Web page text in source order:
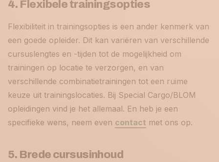
4. Flexibele trainingsopties
Flexibiliteit in trainingsopties is een ander kenmerk van
een goede opleider. Dit kan variëren van verschillende
cursuslengtes en -tijden tot de mogelijkheid om
trainingen op locatie te verzorgen, en van
verschillende combinatietrainingen tot een ruime
keuze uit trainingslocaties. Bij Special Cargo/BLOM
opleidingen vind je het allemaal. En heb je een
specifieke wens, neem even contact met ons op.
5. Brede cursusinhoud